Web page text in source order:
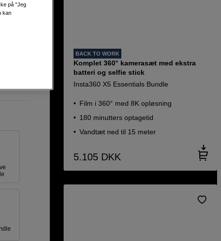
BACK TO WORK
Komplet 360° kamerasæt med ekstra
batteri og selfie stick
Insta360 X5 Essentials Bundle
Film i 360° med 8K opløsning
180 minutters optagetid
Vandtæt ned til 15 meter
5.105 DKK
på "Jeg
kan